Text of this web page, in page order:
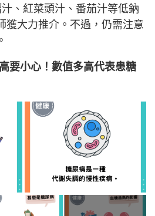
、紅菜頭汁、番茄汁等低鈉
獲大力推介。不過，仍需注意
要小心！數值多高代表患糖